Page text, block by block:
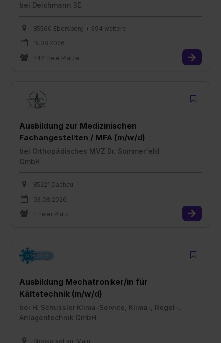
bei Deichmann SE
85560 Ebersberg + 394 weitere
15.08.2026
442 freie Plätze
Ausbildung zur Medizinischen
Fachangestellten / MFA (m/w/d)
bei Orthopädisches MVZ Dr. Sommerfeld
GmbH
85221 Dachau
03.08.2026
1 freier Platz
Ausbildung Mechatroniker/in für
Kältetechnik (m/w/d)
bei H. Schüssler Klima-Service, Klima-, Regel-,
Anlagentechnik GmbH
Stockstadt am Main